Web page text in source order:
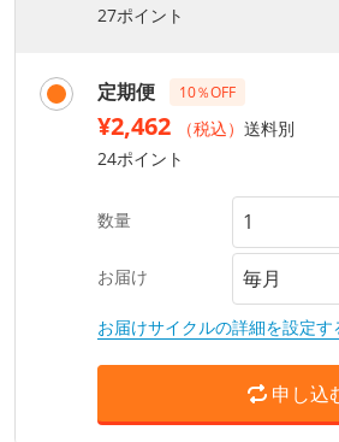
27ポイント
定期便 10％OFF
¥2,462 （税込） 送料別
24ポイント
数量
お届け
お届けサイクルの詳細を設定す
申し込